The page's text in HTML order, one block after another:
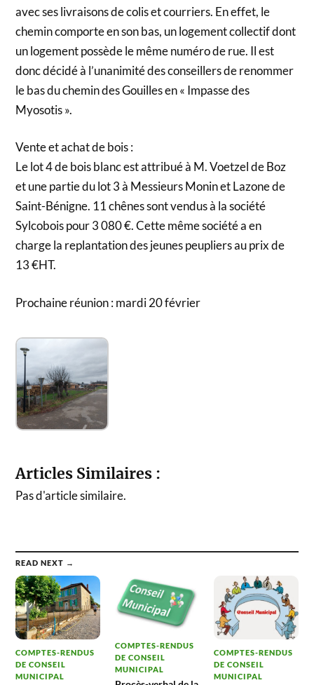
avec ses livraisons de colis et courriers. En effet, le
chemin comporte en son bas, un logement collectif dont
un logement possède le même numéro de rue. Il est
donc décidé à l’unanimité des conseillers de renommer
le bas du chemin des Gouilles en « Impasse des
Myosotis ».
Vente et achat de bois :
Le lot 4 de bois blanc est attribué à M. Voetzel de Boz
et une partie du lot 3 à Messieurs Monin et Lazone de
Saint-Bénigne. 11 chênes sont vendus à la société
Sylcobois pour 3 080 €. Cette même société a en
charge la replantation des jeunes peupliers au prix de
13 €HT.
Prochaine réunion : mardi 20 février
Articles Similaires :
Pas d'article similaire.
READ NEXT →
COMPTES-RENDUS
DE CONSEIL
MUNICIPAL
COMPTES-RENDUS
DE CONSEIL
MUNICIPAL
COMPTES-RENDUS
DE CONSEIL
MUNICIPAL